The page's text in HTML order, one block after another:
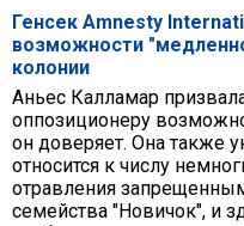
Генсек Amnesty
возможности
колонии
Аньес Калламар
оппозиционеру
он доверяет. Она также
относится к числу
отравления
семейства "Новичок", и